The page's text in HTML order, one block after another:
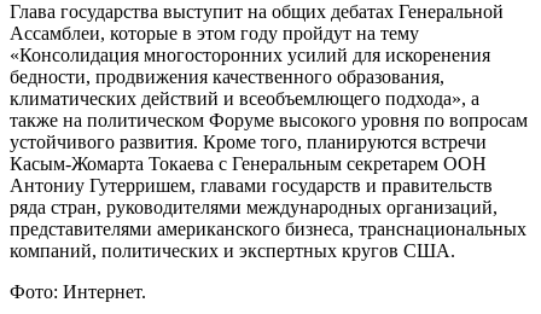
Глава государства выступит на общих дебатах Генеральной
Ассамблеи, которые в этом году пройдут на тему
«Консолидация многосторонних усилий для искоренения
бедности, продвижения качественного образования,
климатических действий и всеобъемлющего подхода», а
также на политическом Форуме высокого уровня по вопросам
устойчивого развития. Кроме того, планируются встречи
Касым-Жомарта Токаева с Генеральным секретарем ООН
Антониу Гутерришем, главами государств и правительств
ряда стран, руководителями международных организаций,
представителями американского бизнеса, транснациональных
компаний, политических и экспертных кругов США.
Фото: Интернет.